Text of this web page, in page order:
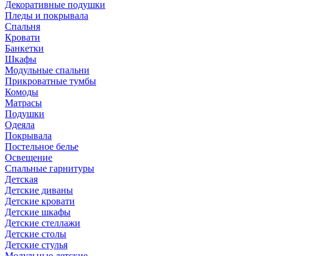
Декоративные подушки
Пледы и покрывала
Спальня
Кровати
Банкетки
Шкафы
Модульные спальни
Прикроватные тумбы
Комоды
Матрасы
Подушки
Одеяла
Покрывала
Постельное белье
Освещение
Спальные гарнитуры
Детская
Детские диваны
Детские кровати
Детские шкафы
Детские стеллажи
Детские столы
Детские стулья